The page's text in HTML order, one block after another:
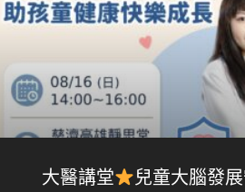
大醫講堂
兒童大腦發